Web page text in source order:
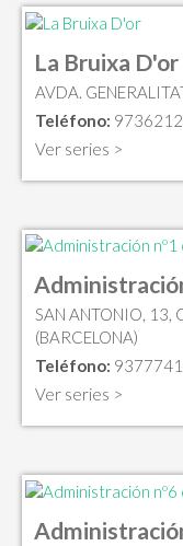
La Bruixa D'or
AVDA.
Teléfono:
Ver series >
SAN ANTONIO, 13,
(BARCELONA)
Teléfono:
Ver series >